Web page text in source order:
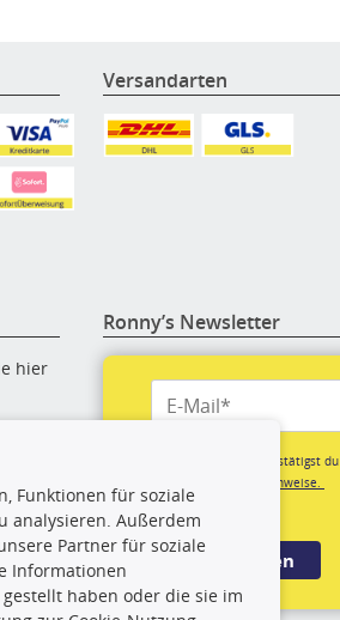
Versandarten
hier
die
durch
Ronny’s Newsletter
Mit der Anmeldung bestätigst du
Datenschutzhinweise.
(*Pflichtfeld)
Anmelden
Funktionen für soziale
analysieren. Außerdem
Partner für soziale
Informationen
haben oder die sie im